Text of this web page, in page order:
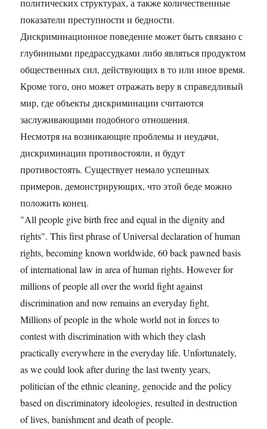
политических структурах, а также количественные
показатели преступности и бедности.
Дискриминационное поведение может быть связано с
глубинными предрассудками либо являться продуктом
общественных сил, действующих в то или иное время.
Кроме того, оно может отражать веру в справедливый
мир, где объекты дискриминации считаются
заслуживающими подобного отношения.
Несмотря на возникающие проблемы и неудачи,
дискриминации противостояли, и будут
противостоять. Существует немало успешных
примеров, демонстрирующих, что этой беде можно
положить конец.
"All people give birth free and equal in the dignity and
rights". This first phrase of Universal declaration of human
rights, becoming known worldwide, 60 back pawned basis
of international law in area of human rights. However for
millions of people all over the world fight against
discrimination and now remains an everyday fight.
Millions of people in the whole world not in forces to
contest with discrimination with which they clash
practically everywhere in the everyday life. Unfortunately,
as we could look after during the last twenty years,
politician of the ethnic cleaning, genocide and the policy
based on discriminatory ideologies, resulted in destruction
of lives, banishment and death of people.